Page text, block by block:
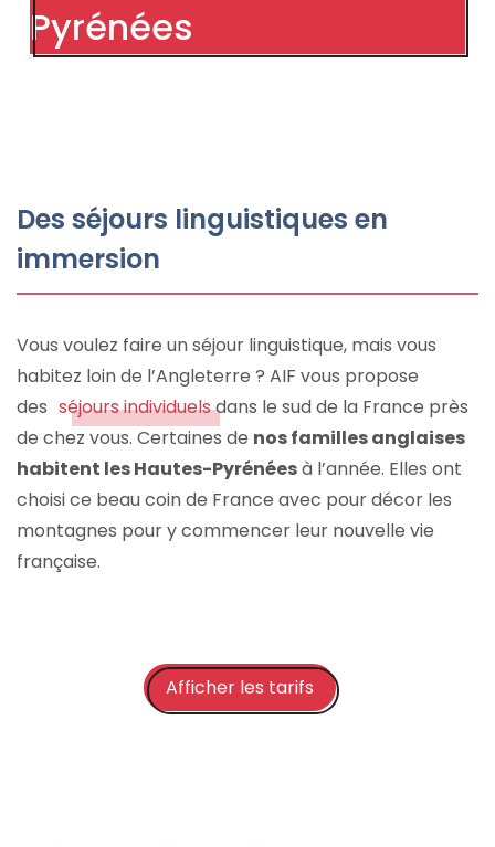
Pyrénées
Des séjours linguistiques en
immersion
Vous voulez faire un séjour linguistique, mais vous
habitez loin de l’Angleterre ? AIF vous propose
des séjours individuelsdans le sud de la France près
de chez vous. Certaines de nos familles anglaises
habitent les Hautes-Pyrénéesà l’année. Elles ont
choisi ce beau coin de France avec pour décor les
montagnes pour y commencer leur nouvelle vie
française.
Afficher les tarifs